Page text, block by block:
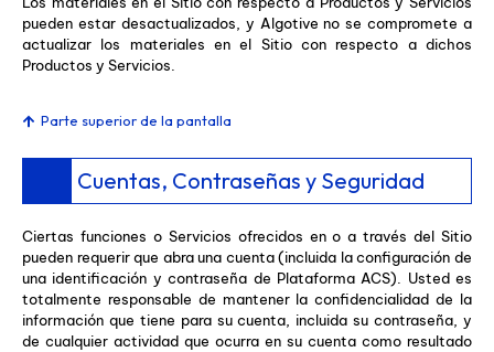
pueden estar desactualizados, y Algotive no se compromete a
actualizar los materiales en el Sitio con respecto a dichos
Productos y Servicios.
Parte superior de la pantalla
Cuentas, Contraseñas y Seguridad
Ciertas funciones o Servicios ofrecidos en o a través del Sitio
pueden requerir que abra una cuenta (incluida la configuración de
una identificación y contraseña de Plataforma ACS). Usted es
totalmente responsable de mantener la confidencialidad de la
información que tiene para su cuenta, incluida su contraseña, y
de cualquier actividad que ocurra en su cuenta como resultado